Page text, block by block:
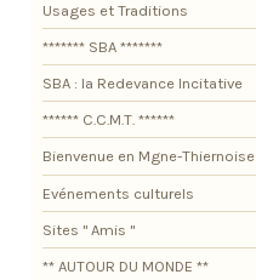
Usages et Traditions
******* SBA *******
SBA : la Redevance Incitative
****** C.C.M.T. ******
Bienvenue en Mgne-Thiernoise
Evénements culturels
Sites " Amis "
** AUTOUR DU MONDE **